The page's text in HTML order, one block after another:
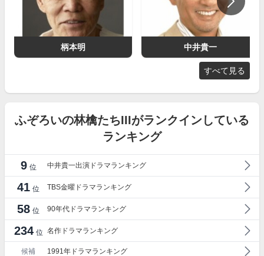
柄本明 中井貴一
すべて見る
ふぞろいの林檎たちIIIがランクインしている
ランキング
9 位 中井貴一出演ドラマランキング
41 位 TBS金曜ドラマランキング
58 位 90年代ドラマランキング
234 位 名作ドラマランキング
候補 1991年ドラマランキング